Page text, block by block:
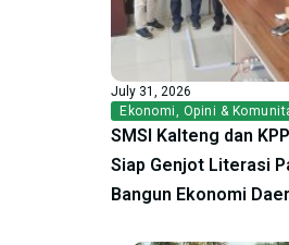
July 31, 2026
Ekonomi, Opini &
SMSI Kalteng dan
Siap Genjot Literasi
Bangun Ekonomi